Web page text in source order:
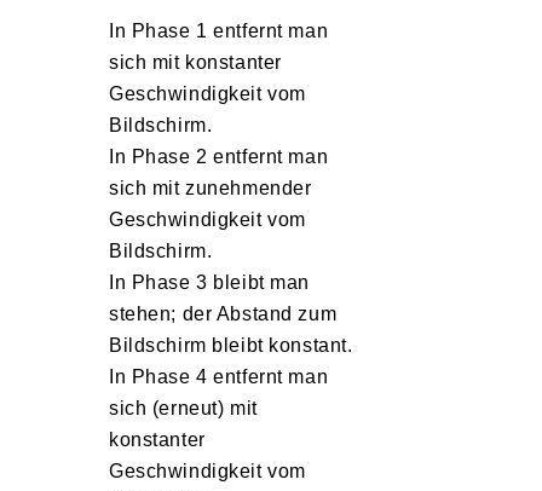
In Phase 1 entfernt man
sich mit konstanter
Geschwindigkeit vom
Bildschirm.
In Phase 2 entfernt man
sich mit zunehmender
Geschwindigkeit vom
Bildschirm.
In Phase 3 bleibt man
stehen; der Abstand zum
Bildschirm bleibt konstant.
In Phase 4 entfernt man
sich (erneut) mit
konstanter
Geschwindigkeit vom